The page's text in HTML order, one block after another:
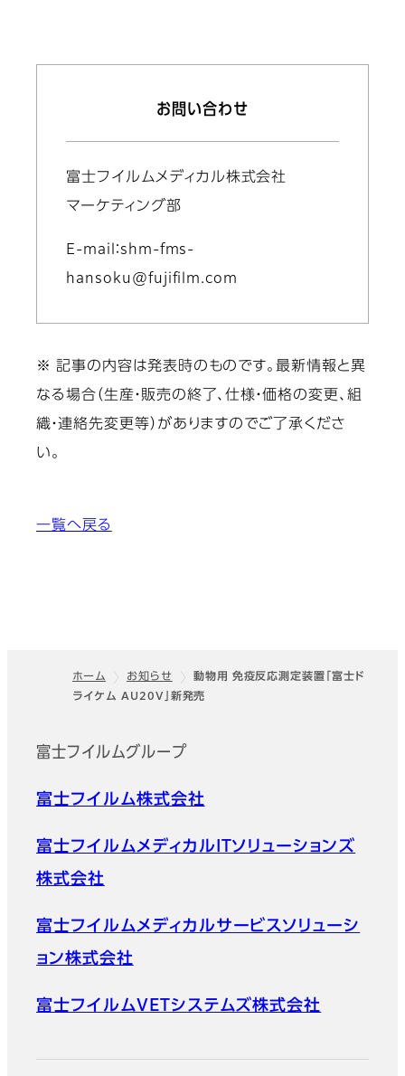
お問い合わせ
富士フイルムメディカル株式会社
マーケティング部
E-mail：shm-fms-
hansoku@fujifilm.com
※ 記事の内容は発表時のものです。最新情報と異
なる場合（生産・販売の終了、仕様・価格の変更、組
織・連絡先変更等）がありますのでご了承くださ
い。
一覧へ戻る
フッター
ホーム お知らせ
動物用 免疫反応測定装置「富士ド
ライケム AU20V」新発売
富士フイルムグループ
富士フイルム株式会社
富士フイルムメディカルITソリューションズ
株式会社
富士フイルムメディカルサービスソリューシ
ョン株式会社
富士フイルムVETシステムズ株式会社